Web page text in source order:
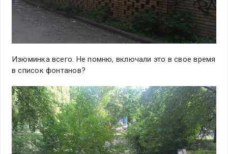
Изюминка всего. Не помню, включали это в свое время
в список фонтанов?